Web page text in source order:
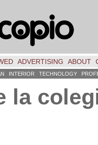
ADVERTISING ABOUT
INTERIOR TECHNOLOGY
la